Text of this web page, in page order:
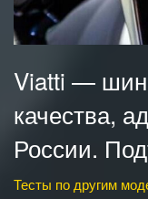
Viatti —
качества,
России.
Тесты по другим